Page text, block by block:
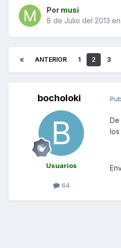
Por musi
8 de Julio del 2013 en
ANTERIOR 1 2 3
bocholoki
Usuarios
64
De
los